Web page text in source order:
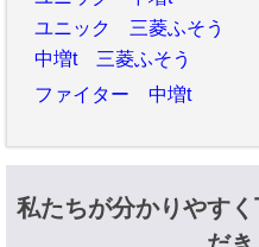
ユニック 三菱ふそう
中増t 三菱ふそう
ファイター 中増t
私たちが分かりやす